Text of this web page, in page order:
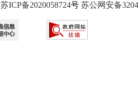
苏ICP备2020058724号 苏公网安备